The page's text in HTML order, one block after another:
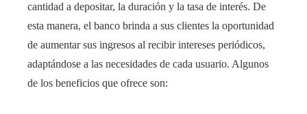
cantidad a depositar, la duración y la tasa de interés. De
esta manera, el banco brinda a sus clientes la oportunidad
de aumentar sus ingresos al recibir intereses periódicos,
adaptándose a las necesidades de cada usuario. Algunos
de los beneficios que ofrece son: